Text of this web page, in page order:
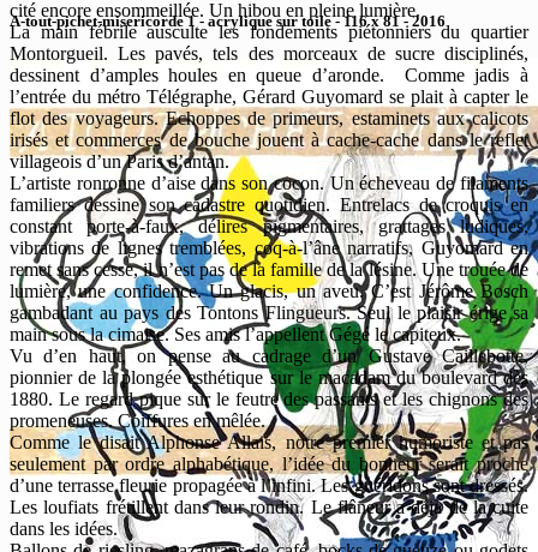
A-tout-pichet-misericorde 1 - acrylique sur toile - 116 x 81 - 2016
cité encore ensommeillée. Un hibou en pleine lumière.
La main fébrile ausculte les fondements piétonniers du quartier
Montorgueil. Les pavés, tels des morceaux de sucre disciplinés,
dessinent d’amples houles en queue d’aronde. Comme jadis à
l’entrée du métro Télégraphe, Gérard Guyomard se plait à capter le
flot des voyageurs. Echoppes de primeurs, estaminets aux calicots
irisés et commerces de bouche jouent à cache-cache dans le reflet
villageois d’un Paris d’antan.
L’artiste ronronne d’aise dans son cocon. Un écheveau de filaments
familiers dessine son cadastre quotidien. Entrelacs de croquis en
constant porte-à-faux, délires pigmentaires, grattages ludiques,
vibrations de lignes tremblées, coq-à-l’âne narratifs, Guyomard en
remet sans cesse, il n’est pas de la famille de la lésine. Une trouée de
lumière, une confidence. Un glacis, un aveu. C’est Jérôme Bosch
gambadant au pays des Tontons Flingueurs. Seul le plaisir érige sa
main sous la cimaise. Ses amis l’appellent Gégé le capiteux.
Vu d’en haut, on pense au cadrage d’un Gustave Caillebotte,
pionnier de la plongée esthétique sur le macadam du boulevard dès
1880. Le regard pique sur le feutre des passants et les chignons des
promeneuses. Coiffures en mêlée.
Comme le disait Alphonse Allais, notre premier humoriste et pas
seulement par ordre alphabétique, l’idée du bonheur serait proche
d’une terrasse fleurie propagée à l’infini. Les guéridons sont dressés.
Les loufiats frétillent dans leur rondin. Le flâneur a déjà de la cuite
dans les idées.